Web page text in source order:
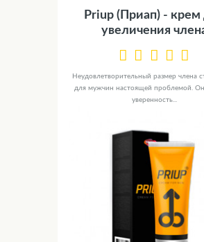
Priup (Приап) - крем
увеличения
Неудовлетворительный размер члена
для мужчин настоящей проблемой.
уверенность...